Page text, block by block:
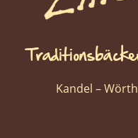
Kandel –